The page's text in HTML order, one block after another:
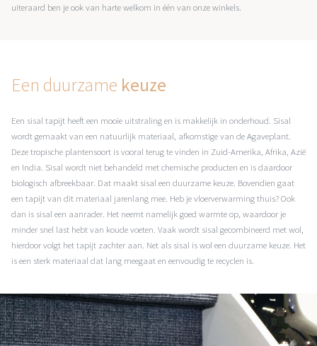
uiteraard ben je ook van harte welkom in één van onze winkels.
Een duurzame keuze
Een sisal tapijt heeft een mooie uitstraling en is makkelijk in onderhoud. Sisal
wordt gemaakt van een natuurlijk materiaal, afkomstige van de Agaveplant.
Deze tropische plantensoort is vooral terug te vinden in Zuid-Amerika, Afrika, Azië
en India. Sisal wordt niet behandeld met chemische producten en is daardoor
biologisch afbreekbaar. Dat maakt sisal een duurzame keuze. Bovendien gaat
een tapijt van dit materiaal jarenlang mee. Heb je vloerverwarming thuis? Ook
dan is sisal een aanrader. Het neemt namelijk goed warmte op, waardoor je
minder snel last hebt van koude voeten. Vaak wordt sisal gecombineerd met wol,
hierdoor volgt het tapijt zachter aan. Net als sisal is wol een duurzame keuze. Het
is een sterk materiaal dat lang meegaat en eenvoudig te recyclen is.